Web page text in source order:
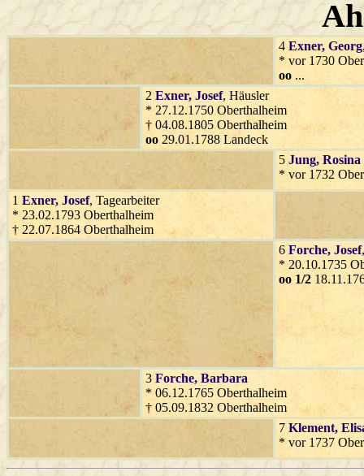
4 Exner, Georg
* vor 1730
oo ...
2 Exner, Josef, Häusler
* 27.12.1750 Oberthalheim
† 04.08.1805 Oberthalheim
oo 29.01.1788 Landeck
5 Jung, Rosina
* vor 1732
1 Exner, Josef, Tagearbeiter
* 23.02.1793 Oberthalheim
† 22.07.1864 Oberthalheim
6 Forche, Josef
* 20.10.1735
oo 1/2
3 Forche, Barbara
* 06.12.1765 Oberthalheim
† 05.09.1832 Oberthalheim
7 Klement,
* vor 1737